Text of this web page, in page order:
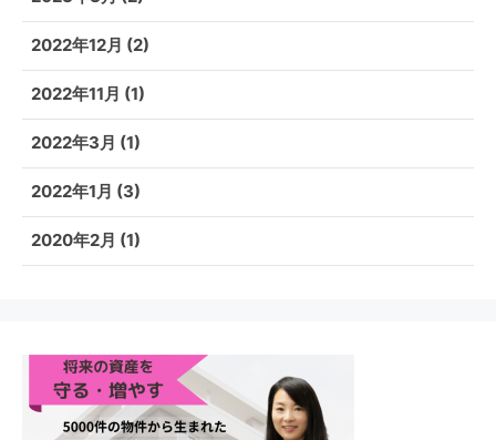
2022年12月 (2)
2022年11月 (1)
2022年3月 (1)
2022年1月 (3)
2020年2月 (1)